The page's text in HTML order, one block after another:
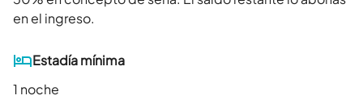
en el ingreso.
Estadía mínima
1 noche